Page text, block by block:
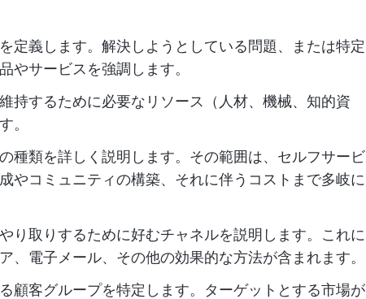
定義します。解決しようとしている問題、または特定
やサービスを強調します。
持するために必要なリソース（人材、機械、知的資
。
種類を詳しく説明します。その範囲は、セルフサービ
やコミュニティの構築、それに伴うコストまで多岐に
り取りするために好むチャネルを説明します。これに
、電子メール、その他の効果的な方法が含まれます。
顧客グループを特定します。ターゲットとする市場が